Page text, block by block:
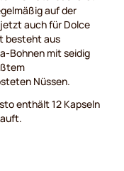
auf der
auch für Dolce
besteht aus
Bohnen mit seidig
Nüssen.
enthält 12 Kapseln